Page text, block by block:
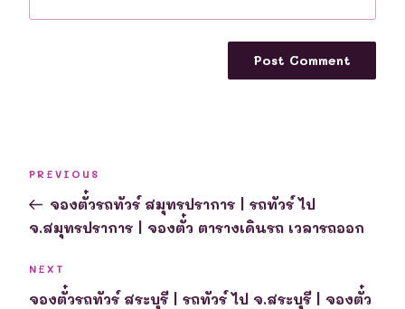
navigation
Previous
Post
PREVIOUS
จองตั๋วรถทัวร์ สมุทรปราการ | รถทัวร์ ไป
จ.สมุทรปราการ | จองตั๋ว ตารางเดินรถ เวลารถออก
Next
Post
NEXT
จองตั๋วรถทัวร์ สระบุรี | รถทัวร์ ไป จ.สระบุรี | จองตั๋ว